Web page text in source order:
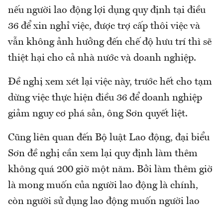
nếu người lao động lợi dụng quy định tại điều
36 để xin nghỉ việc, được trợ cấp thôi việc và
vẫn không ảnh hưởng đến chế độ hưu trí thì sẽ
thiệt hại cho cả nhà nước và doanh nghiệp.
Đề nghị xem xét lại việc này, trước hết cho tạm
dừng việc thực hiện điều 36 để doanh nghiệp
giảm nguy cơ phá sản, ông Sơn quyết liệt.
Cũng liên quan đến Bộ luật Lao động, đại biểu
Sơn đề nghị cần xem lại quy định làm thêm
không quá 200 giờ một năm. Bởi làm thêm giờ
là mong muốn của người lao động là chính,
còn người sử dụng lao động muốn người lao